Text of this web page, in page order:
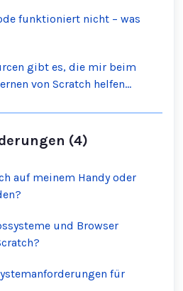
funktioniert nicht – was
gibt es, die mir beim
von Scratch helfen
(4)
auf meinem Handy oder
und Browser
für